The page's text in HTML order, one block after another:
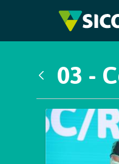
Pular para o Conteúdo
03 -
Galeria de Mídias